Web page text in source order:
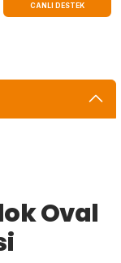
CANLI DESTEK
Oval